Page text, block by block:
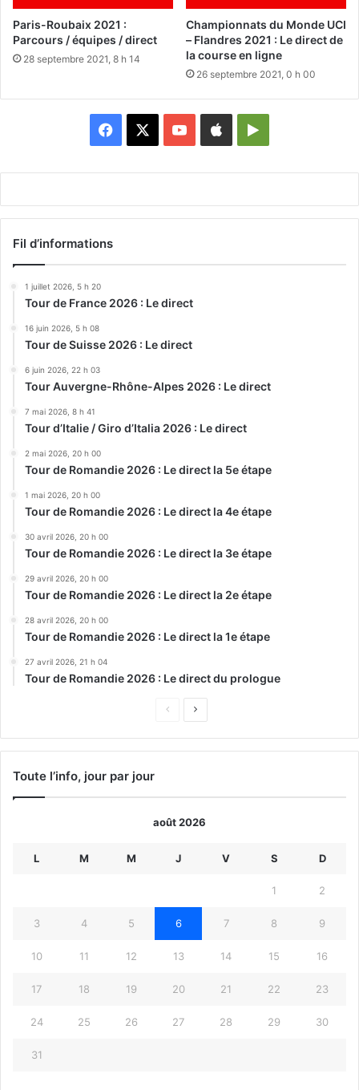
Paris-Roubaix 2021 :
Parcours / équipes / direct
28 septembre 2021, 8 h 14
Championnats du Monde UCI
– Flandres 2021 : Le direct de
la course en ligne
26 septembre 2021, 0 h 00
Facebook YouTubeAppleGoogle
Fil d’informations
1 juillet 2026, 5 h 20
Tour de France 2026 : Le direct
16 juin 2026, 5 h 08
Tour de Suisse 2026 : Le direct
6 juin 2026, 22 h 03
Tour Auvergne-Rhône-Alpes 2026 : Le direct
7 mai 2026, 8 h 41
Tour d’Italie / Giro d’Italia 2026 : Le direct
2 mai 2026, 20 h 00
Tour de Romandie 2026 : Le direct la 5e étape
1 mai 2026, 20 h 00
Tour de Romandie 2026 : Le direct la 4e étape
30 avril 2026, 20 h 00
Tour de Romandie 2026 : Le direct la 3e étape
29 avril 2026, 20 h 00
Tour de Romandie 2026 : Le direct la 2e étape
28 avril 2026, 20 h 00
Tour de Romandie 2026 : Le direct la 1e étape
27 avril 2026, 21 h 04
Tour de Romandie 2026 : Le direct du prologue
Page
Page
Toute l’info, jour par jour
août 2026
L M M J V S D
1 2
3 4 5 6 7 8 9
10 11 12 13 14 15 16
17 18 19 20 21 22 23
24 25 26 27 28 29 30
31